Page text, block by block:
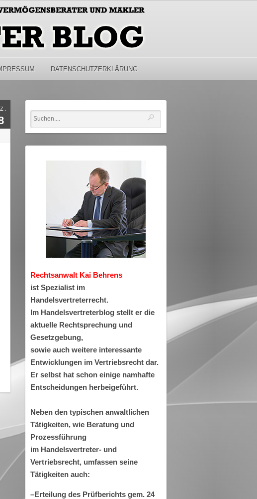
DATENSCHUTZERKLÄRUNG
Rechtsanwalt Kai Behrens
ist Spezialist im
Handelsvertreterrecht.
Im Handelsvertreterblog stellt er die
aktuelle Rechtsprechung und
Gesetzgebung,
sowie auch weitere interessante
Entwicklungen im Vertriebsrecht dar.
Er selbst hat schon einige namhafte
Entscheidungen herbeigeführt.
Neben den typischen anwaltlichen
Tätigkeiten, wie Beratung und
Prozessführung
im Handelsvertreter- und
Vertriebsrecht, umfassen seine
Tätigkeiten auch:
–Erteilung des Prüfberichts gem. 24